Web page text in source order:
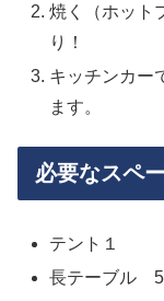
焼く（ホット
り！
キッチンカー
ます。
必要なスペ
テント１
長テーブル 5